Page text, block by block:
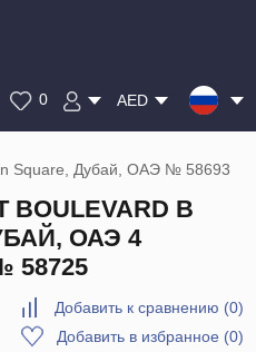
0 AED
Square, Дубай, ОАЭ № 58693
BOULEVARD В
ОАЭ 4
58725
Добавить к сравнению (0)
Добавить в избранное (0)